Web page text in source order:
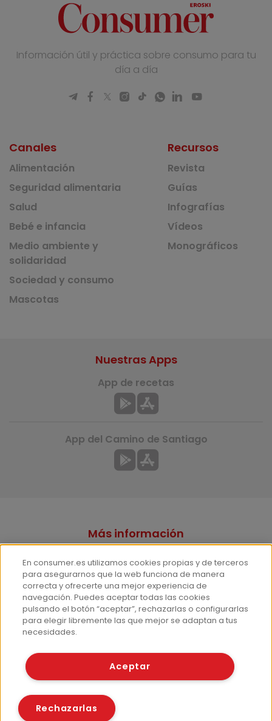
Información útil y práctica sobre consumo para tu
día a día
Canales
Alimentación
Seguridad alimentaria
Salud
Bebé e infancia
Medio ambiente y
solidaridad
Sociedad y consumo
Mascotas
Recursos
Revista
Guías
Infografías
Vídeos
Monográficos
Más información
Hemeroteca
Contacto
Prensa
Corpus Lingüístico Consumer
Nuestras Apps
App de recetas
App del Camino de Santiago
© Fundación EROSKI
Políticas de cookies
En consumer.es utilizamos cookies propias y de terceros
para asegurarnos que la web funciona de manera
correcta y ofrecerte una mejor experiencia de
navegación. Puedes aceptar todas las cookies
pulsando el botón “aceptar”, rechazarlas o configurarlas
para elegir libremente las que mejor se adaptan a tus
necesidades.
Aceptar
Rechazarlas